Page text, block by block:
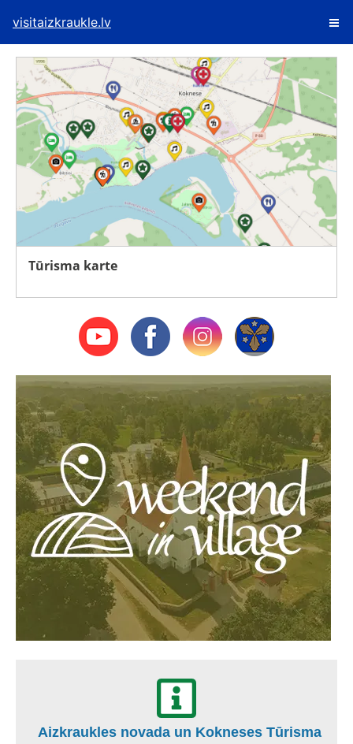
visitaizkraukle.lv
Tūrisma karte
Aizkraukles novada un Kokneses Tūrisma